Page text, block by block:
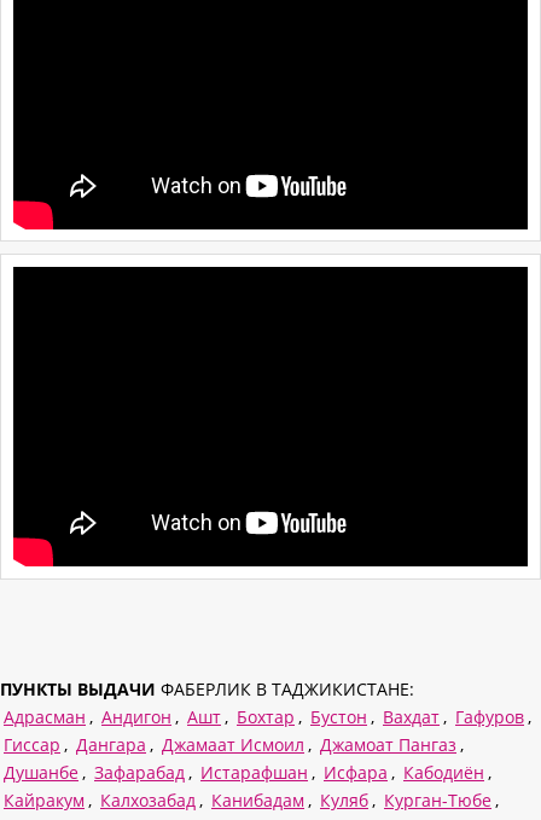
ПУНКТЫ ВЫДАЧИ ФАБЕРЛИК В ТАДЖИКИСТАНЕ:
Адрасман , Андигон , Ашт , Бохтар , Бустон , Вахдат , Гафуров ,
Гиссар , Дангара , Джамаат Исмоил , Джамоат Пангаз ,
Душанбе , Зафарабад , Истарафшан , Исфара , Кабодиён ,
Кайракум , Калхозабад , Канибадам , Куляб , Курган-Тюбе ,